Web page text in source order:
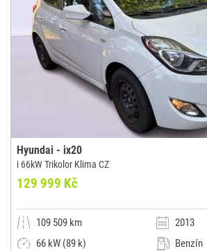
Hyundai - ix20
i 66kW Trikolor Klima CZ
129 999 Kč
109 509 km
2013
66 kW (89 k)
Benzín